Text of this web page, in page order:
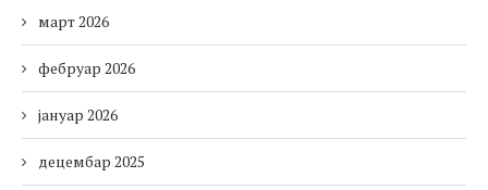
март 2026
фебруар 2026
јануар 2026
децембар 2025